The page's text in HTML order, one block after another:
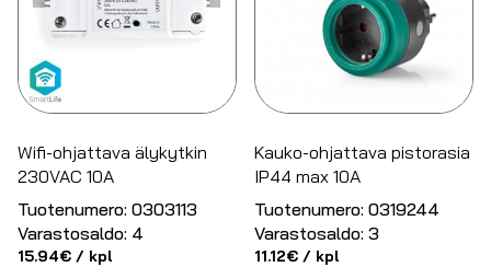
Wifi-ohjattava älykytkin
230VAC 10A
Tuotenumero: 0303113
Varastosaldo: 4
15.94€ / kpl
Kauko-ohjattava pistorasia
IP44 max 10A
Tuotenumero: 0319244
Varastosaldo: 3
11.12€ / kpl